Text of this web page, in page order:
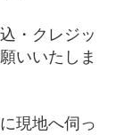
・クレジッ
いいたしま
現地へ伺っ